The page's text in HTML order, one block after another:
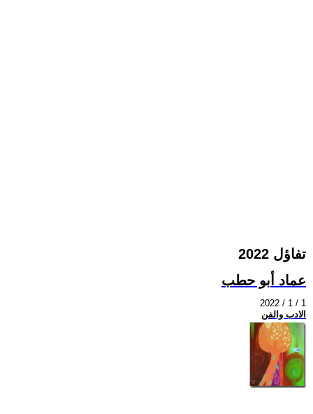
تفاؤل 2022
عماد أبو حطب
2022 / 1 / 1
الادب والفن